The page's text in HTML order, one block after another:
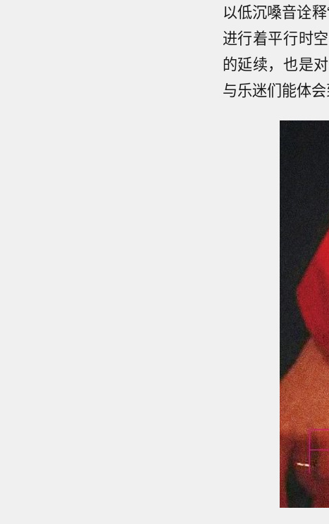
以低沉嗓音诠
进行着平行时
的延续，也是
与乐迷们能体